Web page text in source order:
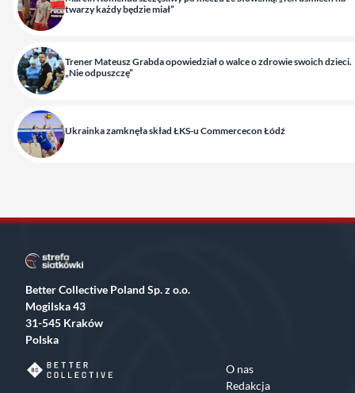
twarzy każdy będzie miał”
Trener Mateusz Grabda opowiedział o walce o zdrowie swoich dzieci.
„Nie odpuszczę”
Ukrainka zamknęła skład ŁKS-u Commercecon Łódź
Better Collective Poland Sp. z o.o.
Mogilska 43
31-545 Kraków
Polska
O nas
Redakcja